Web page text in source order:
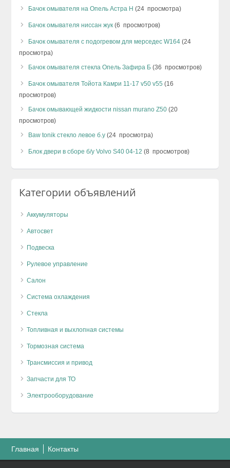
Бачок омывателя на Опель Астра H (24 просмотра)
Бачок омывателя ниссан жук (6 просмотров)
Бачок омывателя с подогревом для мерседес W164 (24
просмотра)
Бачок омывателя стекла Опель Зафира Б (36 просмотров)
Бачок омывателя Тойота Камри 11-17 v50 v55 (16
просмотров)
Бачок омывающей жидкости nissan murano Z50 (20
просмотров)
Baw tonik стекло левое б.у (24 просмотра)
Блок двери в сборе б/у Volvo S40 04-12 (8 просмотров)
Категории объявлений
Аккумуляторы
Автосвет
Подвеска
Рулевое управление
Салон
Система охлаждения
Стекла
Топливная и выхлопная системы
Тормозная система
Трансмиссия и привод
Запчасти для ТО
Электрооборудование
Главная Контакты